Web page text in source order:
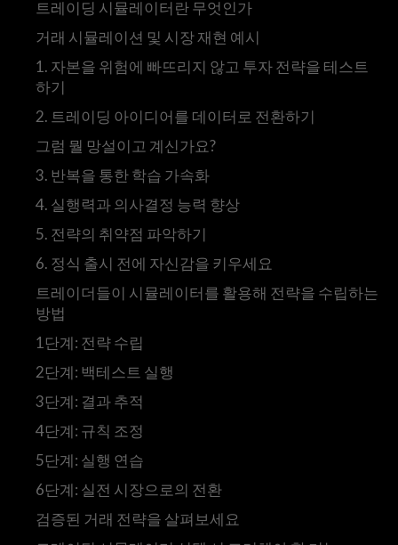
트레이딩 시뮬레이터란 무엇인가
거래 시뮬레이션 및 시장 재현 예시
1. 자본을 위험에 빠뜨리지 않고 투자 전략을 테스트
하기
2. 트레이딩 아이디어를 데이터로 전환하기
그럼 뭘 망설이고 계신가요?
3. 반복을 통한 학습 가속화
4. 실행력과 의사결정 능력 향상
5. 전략의 취약점 파악하기
6. 정식 출시 전에 자신감을 키우세요
트레이더들이 시뮬레이터를 활용해 전략을 수립하는
방법
1단계: 전략 수립
2단계: 백테스트 실행
3단계: 결과 추적
4단계: 규칙 조정
5단계: 실행 연습
6단계: 실전 시장으로의 전환
검증된 거래 전략을 살펴보세요